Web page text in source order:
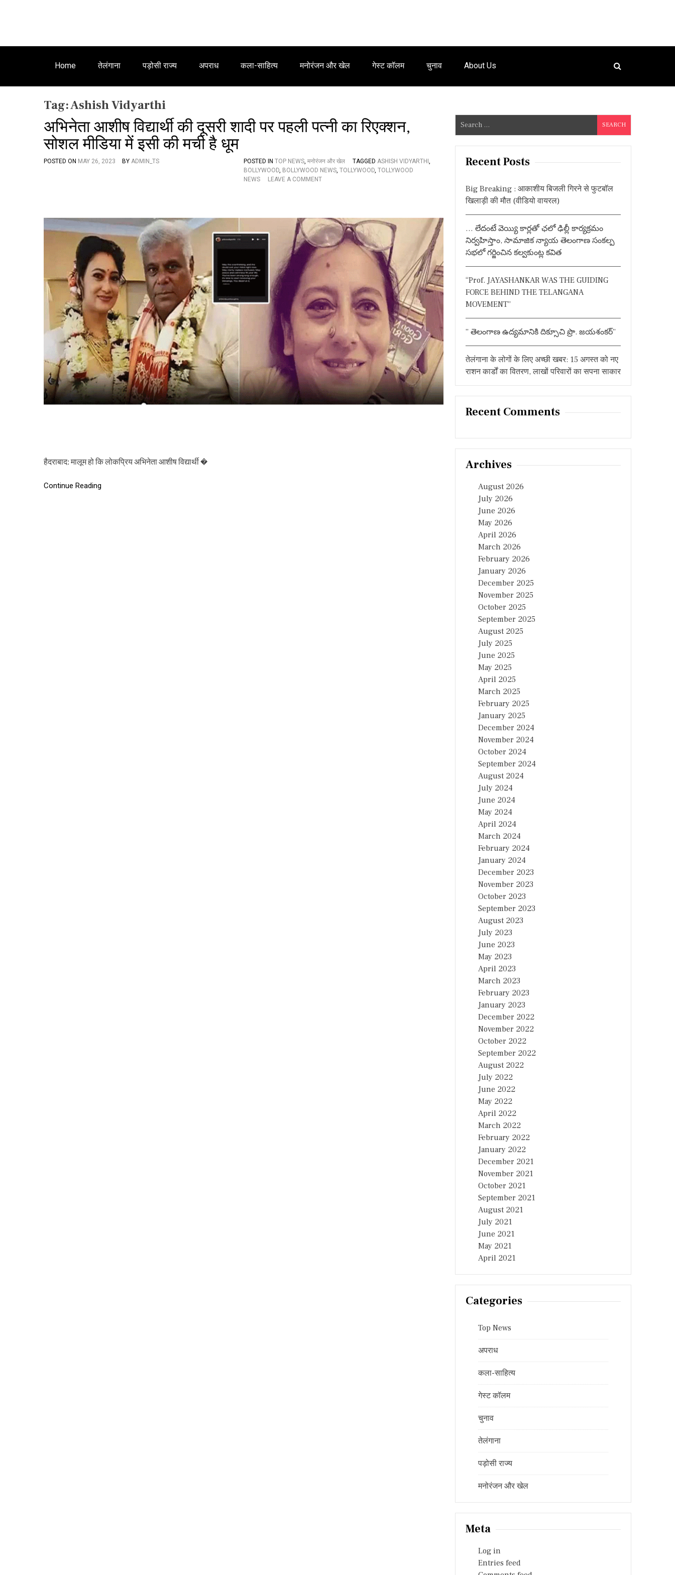
Home तेलंगाना पड़ोसी राज्य अपराध कला-साहित्य मनोरंजन और खेल गेस्ट कॉलम चुनाव About Us
Tag:Ashish Vidyarthi
अभिनेता आशीष विद्यार्थी की दूसरी शादी पर पहली पत्नी का रिएक्शन,
सोशल मीडिया में इसी की मची है धूम
POSTED ON MAY 26, 2023 BY ADMIN_TS POSTED IN TOP NEWS, मनोरंजन और खेल TAGGED ASHISH VIDYARTHI ,
BOLLYWOOD, BOLLYWOOD NEWS, TOLLYWOOD, TOLLYWOOD
NEWS
LEAVE A COMMENTO
ता
आ
शी
द्या
की
दू
स
री
शा
दी
प
प
ली
प
त्नी
का
हैदराबाद: मालूम हो कि लोकप्रिय अभिनेता आशीष विद्यार्थी �
Continue Reading
e
a
Recent Posts
Big Breaking : आकाशीय बिजली गिरने से फुटबॉल
खिलाड़ी की मौत (वीडियो वायरल)
… లేదంటే వెయ్యి కార్లతో ఛలో ఢిల్లీ కార్యక్రమం
నిర్వహిస్తాం, సామాజిక న్యాయ తెలంగాణ సంకల్ప
సభలో గర్జించిన కల్వకుంట్ల కవిత
“Prof. JAYASHANKAR WAS THE GUIDING
FORCE BEHIND THE TELANGANA
MOVEMENT”
” తెలంగాణ ఉద్యమానికి దిక్సూచి ప్రొ. జయశంకర్”
तेलंगाना के लोगों के लिए अच्छी खबर: 15 अगस्त को नए
राशन कार्डों का वितरण, लाखों परिवारों का सपना साकार
Recent Comments
Archives
August 2026
July 2026
June 2026
May 2026
April 2026
March 2026
February 2026
January 2026
December 2025
November 2025
October 2025
September 2025
August 2025
July 2025
June 2025
May 2025
April 2025
March 2025
February 2025
January 2025
December 2024
November 2024
October 2024
September 2024
August 2024
July 2024
June 2024
May 2024
April 2024
March 2024
February 2024
January 2024
December 2023
November 2023
October 2023
September 2023
August 2023
July 2023
June 2023
May 2023
April 2023
March 2023
February 2023
January 2023
December 2022
November 2022
October 2022
September 2022
August 2022
July 2022
June 2022
May 2022
April 2022
March 2022
February 2022
January 2022
December 2021
November 2021
October 2021
September 2021
August 2021
July 2021
June 2021
May 2021
April 2021
Categories
Top News
अपराध
कला-साहित्य
गेस्ट कॉलम
चुनाव
तेलंगाना
पड़ोसी राज्य
मनोरंजन और खेल
Meta
Log in
Entries feed